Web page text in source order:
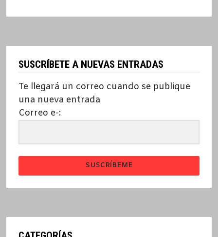
SUSCRÍBETE A NUEVAS ENTRADAS
Te llegará un correo cuando se publique
una nueva entrada
Correo e-:
SUSCRÍBEME